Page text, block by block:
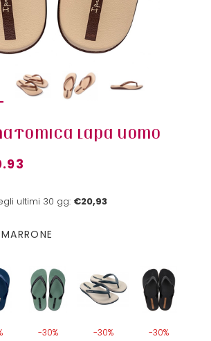
LAPA UOMO
ultimi 30 gg: €20,93
-30% -30% -30%